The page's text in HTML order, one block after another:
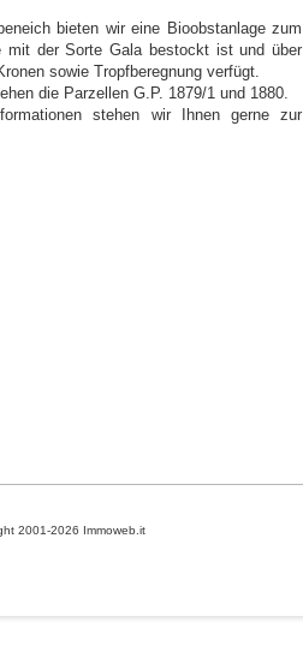
bieten wir eine Bioobstanlage zum
mit der Sorte Gala bestockt ist und über
sowie Tropfberegnung verfügt.
die Parzellen G.P. 1879/1 und 1880.
stehen wir Ihnen gerne zur
2001-2026 Immoweb.it